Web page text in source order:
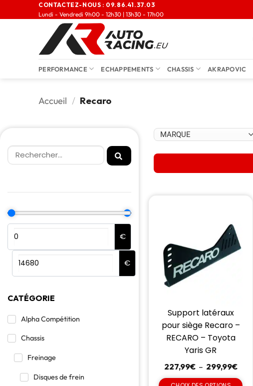
CONTACTEZ-NOUS : 09.86.41.37.03
Lundi - Vendredi 9h00 - 12h30 | 13h30 - 17h00
PERFORMANCE ECHAPPEMENTS CHASSIS AKRAPOVIC
Accueil / Recaro
€
€
CATÉGORIE
Alpha Compétition
Chassis
Freinage
Disques de frein
Support latéraux
pour siège Recaro –
RECARO – Toyota
Yaris GR
227,99€ – 299,99€